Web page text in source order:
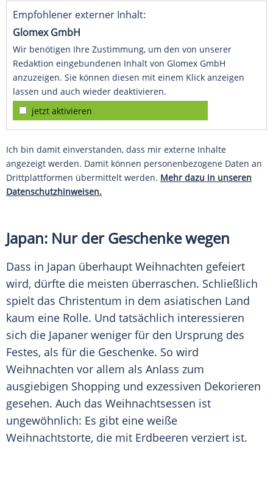
Empfohlener externer Inhalt:
Glomex GmbH
Wir benötigen Ihre Zustimmung, um den von unserer
Redaktion eingebundenen Inhalt von Glomex GmbH
anzuzeigen. Sie können diesen mit einem Klick anzeigen
lassen und auch wieder deaktivieren.
jetzt aktivieren
Ich bin damit einverstanden, dass mir externe Inhalte
angezeigt werden. Damit können personenbezogene Daten an
Drittplattformen übermittelt werden. Mehr dazu in unseren
Datenschutzhinweisen.
Japan: Nur der Geschenke wegen
Dass in Japan überhaupt Weihnachten gefeiert
wird, dürfte die meisten überraschen. Schließlich
spielt das Christentum in dem asiatischen Land
kaum eine Rolle. Und tatsächlich interessieren
sich die Japaner weniger für den Ursprung des
Festes, als für die Geschenke. So wird
Weihnachten vor allem als Anlass zum
ausgiebigen Shopping und exzessiven Dekorieren
gesehen. Auch das Weihnachtsessen ist
ungewöhnlich: Es gibt eine weiße
Weihnachtstorte, die mit Erdbeeren verziert ist.